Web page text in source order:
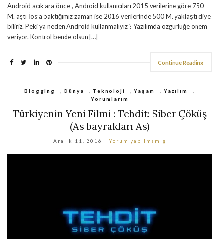
Android acık ara önde , Android kullanıcıları 2015 verilerine göre 750
M. aştı İos’a baktığımız zaman ise 2016 verilerinde 500 M. yaklaştı diye
biliriz. Peki ya neden Android kullanmalıyız ? Yazılımda özgürlüğe önem
veriyor. Kontrol bende olsun […]
Continue Reading
Blogging Dünya Teknoloji Yaşam Yazılım
Yorumlarım
Türkiyenin Yeni Filmi : Tehdit: Siber Çöküş
(As bayrakları As)
Aralık 11, 2016 Yorum yapılmamış